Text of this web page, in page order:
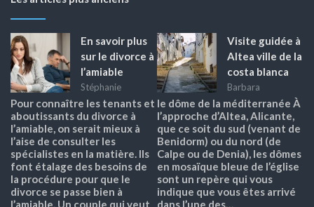
En savoir plus
sur le divorce à
l’amiable
Stéphanie
Pour connaître les tenants et
aboutissants du divorce à
l’amiable, on serait mieux à
l’aise de consulter les
spécialistes en la matière. Ils
font étalage des besoins de
la procédure pour que le
divorce se passe bien à
l’amiable. Un couple qui veut
Visite guidée à
Altea ville de la
costa blanca
Barbara
le dôme de la méditerranée À
l’approche d’Altea, Alicante,
que ce soit du sud (venant de
Benidorm) ou du nord (de
Calpe ou de Denia), les dômes
en mosaïque bleue de l’église
sont un repère qui vous
indique que vous êtes arrivé
dans l’une des…